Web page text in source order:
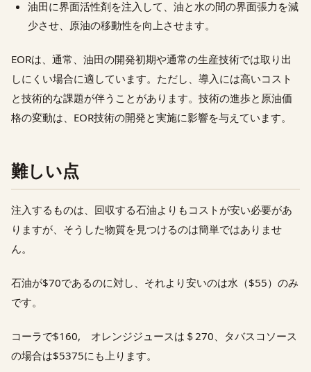
油田に界面活性剤を注入して、油と水の間の界面張力を減
少させ、原油の移動性を向上させます。
EORは、通常、油田の開発初期や通常の生産技術では取り出
しにくい場合に適しています。ただし、導入には高いコスト
と技術的な課題が伴うことがあります。技術の進歩と原油価
格の変動は、EOR技術の開発と実施に影響を与えています。
難しい点
注入するものは、回収する石油よりもコストが安い必要があ
りますが、そうした物質を見つけるのは簡単ではありませ
ん。
石油が$70であるのに対し、それより安いのは水（$55）のみ
です。
コーラで$160, オレンジジュースは＄270、タバスコソース
の場合は$5375にも上ります。